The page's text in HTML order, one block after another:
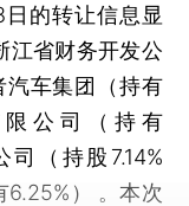
的转让信息显
江省财务开发公
汽车集团（持有
公司（持有
（持股7.14%
6.25%） 。本次